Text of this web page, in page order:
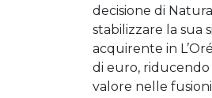
decisione di
stabilizzare la sua
acquirente in
di euro, riducendo
valore nelle